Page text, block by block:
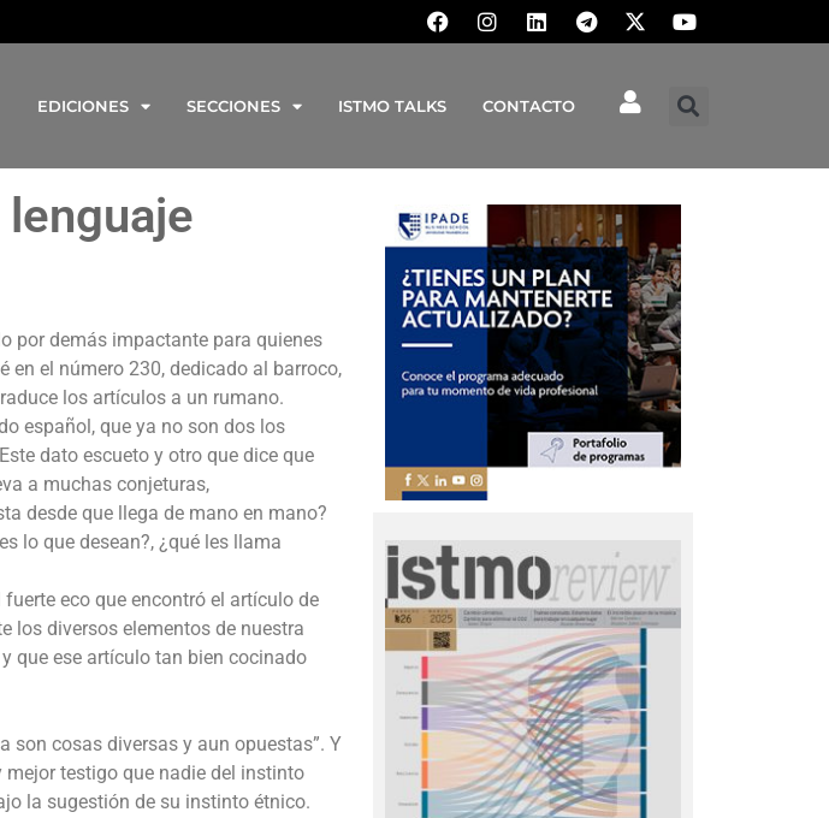
EDICIONES SECCIONES ISTMO TALKS CONTACTO
por demás impactante para quienes
en el número 230, dedicado al barroco,
los artículos a un rumano.
español, que ya no son dos los
dato escueto y otro que dice que
a muchas conjeturas,
desde que llega de mano en mano?
lo que desean?, ¿qué les llama
eco que encontró el artículo de
los diversos elementos de nuestra
que ese artículo tan bien cocinado
son cosas diversas y aun opuestas”. Y
mejor testigo que nadie del instinto
la sugestión de su instinto étnico.